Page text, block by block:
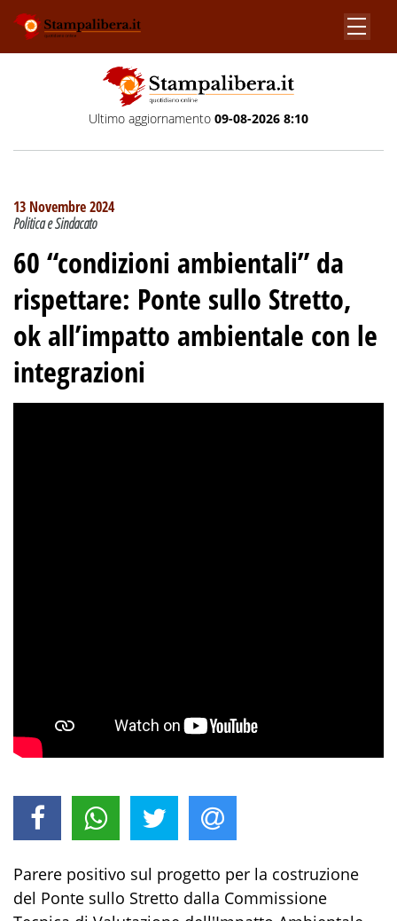
Ultimo aggiornamento 09-08-2026 8:10
13 Novembre 2024
Politica e Sindacato
60 “condizioni ambientali” da
rispettare: Ponte sullo Stretto,
ok all’impatto ambientale con le
integrazioni
Parere positivo sul progetto per la costruzione
del Ponte sullo Stretto dalla Commissione